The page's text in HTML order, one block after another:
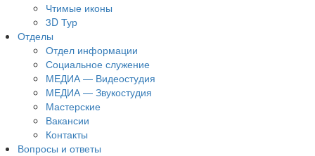
Чтимые иконы
3D Тур
Отделы
Отдел информации
Социальное служение
МЕДИА — Видеостудия
МЕДИА — Звукостудия
Мастерские
Вакансии
Контакты
Вопросы и ответы